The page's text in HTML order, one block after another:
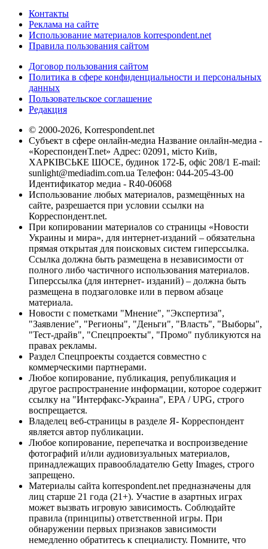
Контакты
Реклама на сайте
Использование материалов korrespondent.net
Правила пользования сайтом
Договор пользования сайтом
Политика в сфере конфиденциальности и персональных
данных
Пользовательское соглашение
Редакция
© 2000-2026, Korrespondent.net
Субъект в сфере онлайн-медиа Название онлайн-медиа -
«КореспонденТ.net» Адрес: 02091, місто Київ,
ХАРКІВСЬКЕ ШОСЕ, будинок 172-Б, офіс 208/1 E-mail:
sunlight@mediadim.com.ua Телефон: 044-205-43-00
Идентификатор медиа - R40-06068
Использование любых материалов, размещённых на
сайте, разрешается при условии ссылки на
Корреспондент.net.
При копировании материалов со страницы «Новости
Украины и мира», для интернет-изданий – обязательна
прямая открытая для поисковых систем гиперссылка.
Ссылка должна быть размещена в независимости от
полного либо частичного использования материалов.
Гиперссылка (для интернет- изданий) – должна быть
размещена в подзаголовке или в первом абзаце
материала.
Новости с пометками "Мнение", "Экспертиза",
"Заявление", "Регионы", "Деньги", "Власть", "Выборы",
"Тест-драйв", "Спецпроекты", "Промо" публикуются на
правах рекламы.
Раздел Спецпроекты создается совместно с
коммерческими партнерами.
Любое копирование, публикация, републикация и
другое распространение информации, которое содержит
ссылку на "Интерфакс-Украина", EPA / UPG, строго
воспрещается.
Владелец веб-страницы в разделе Я- Корреспондент
является автор публикации.
Любое копирование, перепечатка и воспроизведение
фотографий и/или аудиовизуальных материалов,
принадлежащих правообладателю Getty Images, строго
запрещено.
Материалы сайта korrespondent.net предназначены для
лиц старше 21 года (21+). Участие в азартных играх
может вызвать игровую зависимость. Соблюдайте
правила (принципы) ответственной игры. При
обнаружении первых признаков зависимости
немедленно обратитесь к специалисту. Помните, что